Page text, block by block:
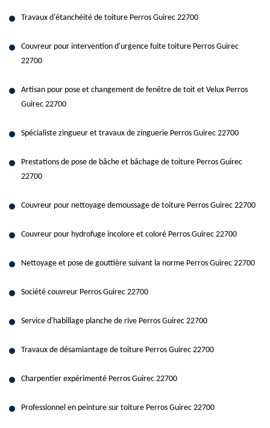
Travaux d'étanchéité de toiture Perros Guirec 22700
Couvreur pour intervention d'urgence fuite toiture Perros Guirec
22700
Artisan pour pose et changement de fenêtre de toit et Velux Perros
Guirec 22700
Spécialiste zingueur et travaux de zinguerie Perros Guirec 22700
Prestations de pose de bâche et bâchage de toiture Perros Guirec
22700
Couvreur pour nettoyage demoussage de toiture Perros Guirec 22700
Couvreur pour hydrofuge incolore et coloré Perros Guirec 22700
Nettoyage et pose de gouttière suivant la norme Perros Guirec 22700
Société couvreur Perros Guirec 22700
Service d'habillage planche de rive Perros Guirec 22700
Travaux de désamiantage de toiture Perros Guirec 22700
Charpentier expérimenté Perros Guirec 22700
Professionnel en peinture sur toiture Perros Guirec 22700